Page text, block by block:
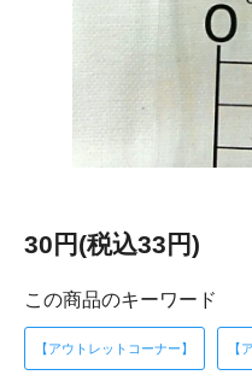
30円(税込33円)
この商品のキーワード
【アウトレットコーナー】 【